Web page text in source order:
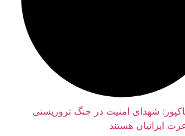
امنیت در جنگ تروریستی
هستند